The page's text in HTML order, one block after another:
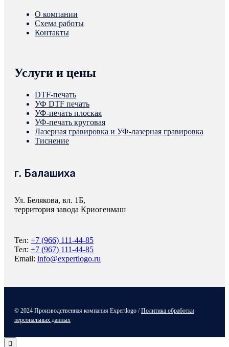
О компании
Схема работы
Контакты
Услуги и цены
DTF-печать
УФ DTF печать
УФ-печать плоская
УФ-печать круговая
Лазерная гравировка и УФ-лазерная гравировка
Тиснение
г. Балашиха
Ул. Белякова, вл. 1Б,
территория завода Криогенмаш
Тел: +7 (966) 111-44-85
Тел: +7 (967) 111-44-85
Email: info@expertlogo.ru
© 2024 Производственная компания Expertlogo /Политика обработки
персональных данных
